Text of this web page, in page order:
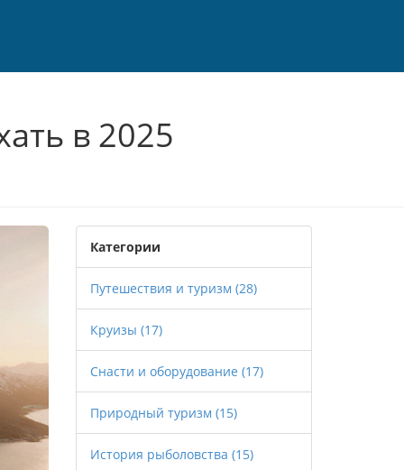
в 2025
Категории
Путешествия и туризм (28)
Круизы (17)
Снасти и оборудование (17)
Природный туризм (15)
История рыболовства (15)